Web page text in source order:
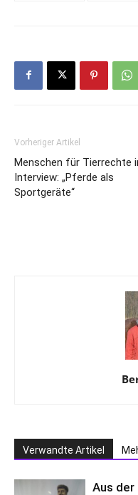
Vorheriger Artikel
Menschen für Tierrechte
Interview: „Pferde als
Sportgeräte“
Verwandte Artikel
Aus